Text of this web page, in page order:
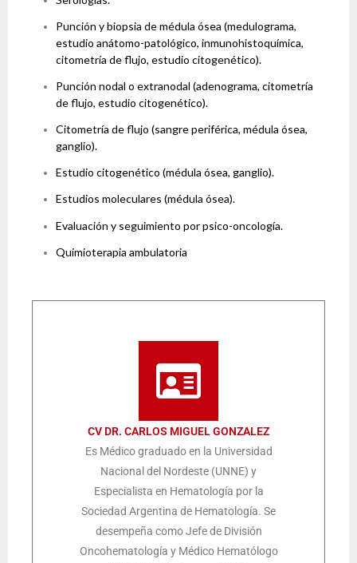
Punción y biopsia de médula ósea (medulograma,
estudio anátomo-patológico, inmunohistoquímica,
citometría de flujo, estudio citogenético).
Punción nodal o extranodal (adenograma, citometría
de flujo, estudio citogenético).
Citometría de flujo (sangre periférica, médula ósea,
ganglio).
Estudio citogenético (médula ósea, ganglio).
Estudios moleculares (médula ósea).
Evaluación y seguimiento por psico-oncología.
Quimioterapia ambulatoria
CV DR. CARLOS MIGUEL GONZALEZ
Es Médico graduado en la Universidad
Nacional del Nordeste (UNNE) y
Especialista en Hematología por la
Sociedad Argentina de Hematología. Se
desempeña como Jefe de División
Oncohematología y Médico Hematólogo